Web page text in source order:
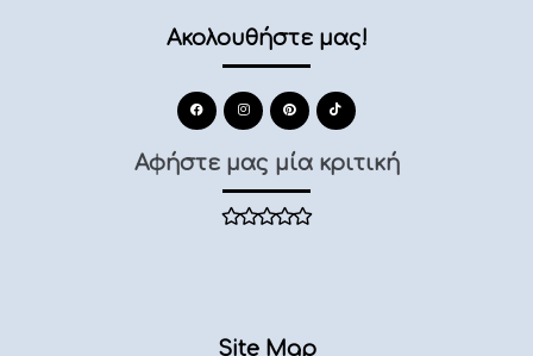
Ακολουθήστε μας!
Αφήστε μας μία κριτική
Site Map